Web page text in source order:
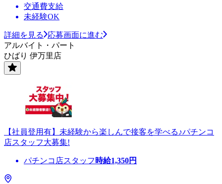
交通費支給
未経験OK
詳細を見る
応募画面に進む
アルバイト・パート
ひばり 伊万里店
【社員登用有】未経験から楽しんで接客を学べる♪パチンコ
店スタッフ大募集!
パチンコ店スタッフ 時給1,350円